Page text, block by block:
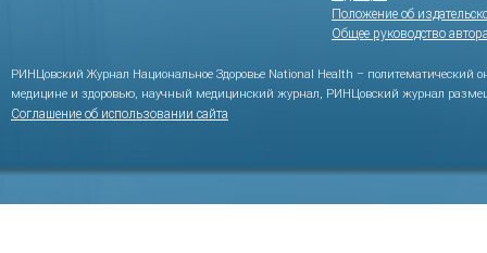
Положение об
Общее руководство
РИНЦовский Журнал Национальное Здоровье National Health –
медицине и здоровью, научный медицинский журнал, РИНЦовский журнал
Соглашение об использовании сайта